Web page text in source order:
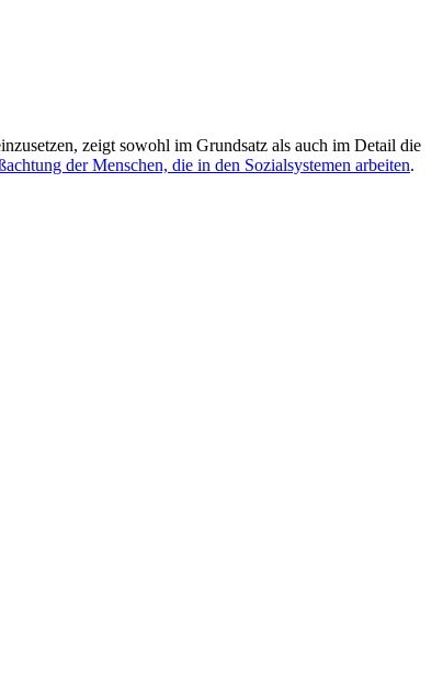
zeigt sowohl im Grundsatz als auch im Detail die
der Menschen, die in den Sozialsystemen arbeiten.